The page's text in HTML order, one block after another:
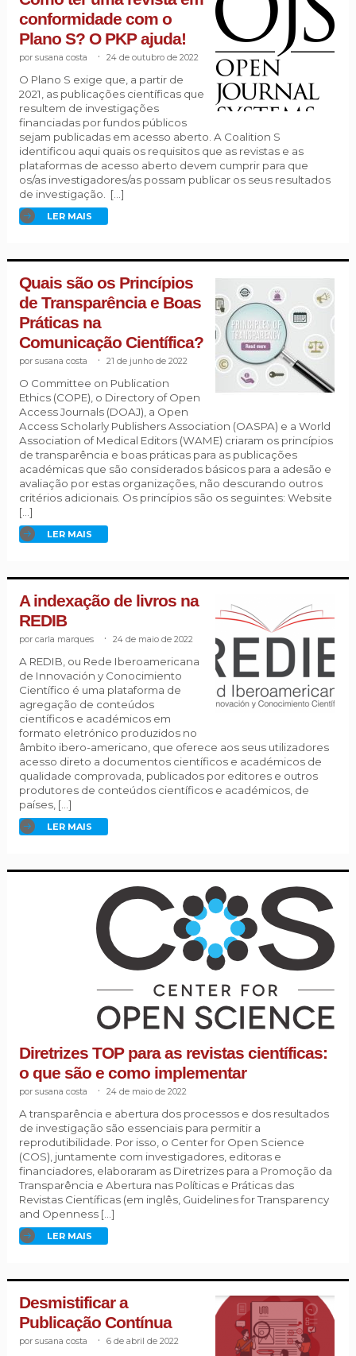
conformidade com o
Plano S? O PKP ajuda!
susana costa 24 de outubro de 2022
O Plano S exige que, a partir de
2021, as publicações científicas que
resultem de investigações
financiadas por fundos públicos
sejam publicadas em acesso aberto. A Coalition S
identificou aqui quais os requisitos que as revistas e as
plataformas de acesso aberto devem cumprir para que
os/as investigadores/as possam publicar os seus resultados
de investigação. […]
LER MAIS
Quais são os Princípios
de Transparência e Boas
Práticas na
Comunicação Científica?
susana costa 21 de junho de 2022
O Committee on Publication
Ethics (COPE), o Directory of Open
Access Journals (DOAJ), a Open
Access Scholarly Publishers Association (OASPA) e a World
Association of Medical Editors (WAME) criaram os princípios
de transparência e boas práticas para as publicações
académicas que são considerados básicos para a adesão e
avaliação por estas organizações, não descurando outros
critérios adicionais. Os princípios são os seguintes: Website
[…]
LER MAIS
A indexação de livros na
REDIB
carla marques. 24 de maio de 2022
A REDIB, ou Rede Iberoamericana
de Innovación y Conocimiento
Científico é uma plataforma de
agregação de conteúdos
científicos e académicos em
formato eletrónico produzidos no
âmbito ibero-americano, que oferece aos seus utilizadores
acesso direto a documentos científicos e académicos de
qualidade comprovada, publicados por editores e outros
produtores de conteúdos científicos e académicos, de
países, […]
LER MAIS
Diretrizes TOP para as revistas científicas:
o que são e como implementar
susana costa 24 de maio de 2022
A transparência e abertura dos processos e dos resultados
de investigação são essenciais para permitir a
reprodutibilidade. Por isso, o Center for Open Science
(COS), juntamente com investigadores, editoras e
financiadores, elaboraram as Diretrizes para a Promoção da
Transparência e Abertura nas Políticas e Práticas das
Revistas Científicas (em inglês, Guidelines for Transparency
and Openness […]
LER MAIS
Desmistificar a
Publicação Contínua
susana costa 6 de abril de 2022